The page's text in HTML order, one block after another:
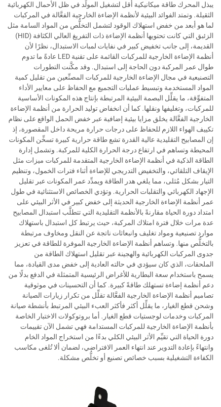
يبذل المحرك طاقة ميكانيكية أقل لتشغيل المولِّد في ظل الأحمال الكهربائية
الثقيلة. وتمتد الفوائد البيئية لأنظمة الإضاءة الخارجية الفعَّالة في المركبات
لما هو أبعد من خفض استهلاك الوقود لتشمل التخلُّص من المواد السامة مثل
الزئبق التي كانت تحتويها أنظمة الإضاءة ذات التفريغ العالي الكثافة (HID)
القديمة، إلى جانب تخفيض كبير في نفايات لمبات الاستبدال، نظرًا لأن
أنظمة الإضاءة الخارجية للمركبات القائمة على تقنية LED عادةً ما تدوم
طوال عمر المركبة دون الحاجة إلى استبدال. وقد مكَّنت التطورات
التصنيعية في مجال الإضاءة الخارجية للمركبات المصنِّعين من تقليل كمية
المواد المستخدمة وتبسيط عمليات التجميع مع الحفاظ على معايير الأداء
المتفوِّقة، ما يقلِّل البصمة البيئية المرتبطة بإنتاج هذه المكونات الأساسية
للمركبات، وتغليفها ونقلها. كما أن انخفاض توليد الحرارة من أنظمة الإضاءة
الخارجية الفعَّالة يخلق مزايا بيئية إضافية عبر خفض الحمل الواقع على نظام
تكييف الهواء اللازم للحفاظ على درجات حرارة مريحة داخل المقصورة، إذ
إن المصابيح التقليدية عالية القدرة تشع طاقة حرارية كبيرة تسخِّن المكونات
المحيطة وتساهم في ارتفاع درجة الحرارة الكلية للمركبة. وتشمل إدارة
الطاقة الذكية في أنظمة الإضاءة الخارجية المتقدمة للمركبات ميزات مثل
الإيقاف التلقائي، والتخفيض التدريجي للإضاءة أثناء فترات الخمول، وتنظيم
التيار بشكل مُثلى، مما يلغي هدر الطاقة ويمدِّد عمر المكونات عبر تقليل
الإجهاد الكهربائي والتقلبات الحرارية. وتؤدي الخصائص الاستثنائية في طول
عمر أنظمة الإضاءة الخارجية الحديثة إلى خفض كبير في الأثر البيئي على
امتداد دورة الحياة مقارنةً بالأنظمة التقليدية التي تتطلَّب استبدال المصابيح
عدة مرات خلال فترة امتلاك المركبة، حيث يرتبط كل استبدال باستهلاك
موارد تصنيعية ومواد تغليف وانبعاثات ناتجة عن النقل ومخاوف مرتبطة
بالتخلُّص منها. وتساهم أنظمة الإضاءة الخارجية الموفرة للطاقة في تعزيز
جدوى المركبات الكهربائية والهجينة عبر تقليل استهلاك الطاقة من
الملحقات، الذي كان سيؤدي في حالته العادية إلى خفض مدى القيادة، مما
يسمح باستخدام سعة البطارية للأغراض الرئيسية المتمثلة في الدفع بدلًا من
دعم أنظمة إضاءة تستهلك طاقةً كبيرة. كما أن التحسينات في موثوقية
تصاميم أنظمة الإضاءة الخارجية الفعَّالة تقلِّل من تكرار زيارات الصيانة
وشحن قطع الغيار، ما يقلِّل أكثر فأكثر العبء البيئي المرتبط بأنشطة صيانة
المركبات وخدمات لوجستيات قطع الغيار. أما بروتوكولات الاختبار الخاصة
بأنظمة الإضاءة الخارجية للمركبات المستدامة فهي تشمل الآن تقييمات
دورة الحياة التي تقيِّم الأثر البيئي الكلي بدءًا من استخراج المواد الخام
وانتهاءً بإعادة التدوير عند انتهاء العمر الافتراضي، لضمان ألا تُلغى مكاسب
الكفاءة التشغيلية بسبب خصائص تصنيع أو تخلُّص مشكلة.